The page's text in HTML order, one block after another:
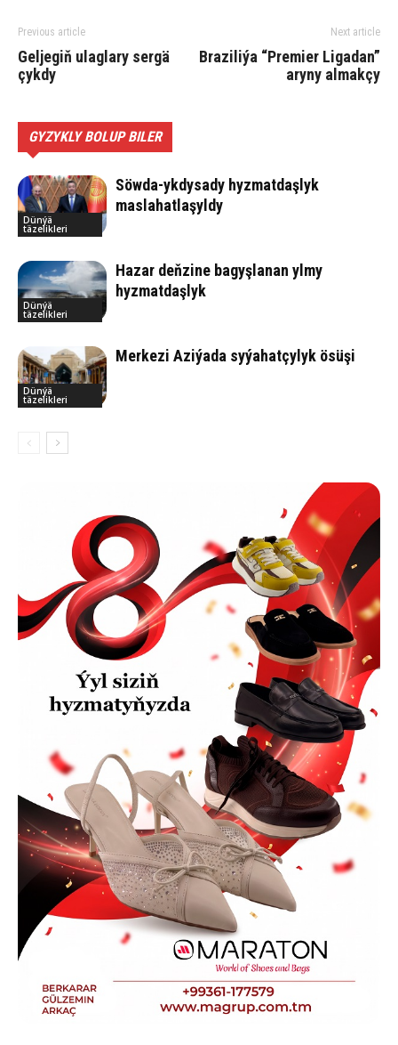
Previous article
Geljegiň ulaglary sergä
çykdy
Next article
Braziliýa “Premier Ligadan”
aryny almakçy
GYZYKLY BOLUP BILER
Dünýä
täzelikleri
Söwda-ykdysady hyzmatdaşlyk
maslahatlaşyldy
Dünýä
täzelikleri
Hazar deňzine bagyşlanan ylmy
hyzmatdaşlyk
Dünýä
täzelikleri
Merkezi Aziýada syýahatçylyk ösüşi